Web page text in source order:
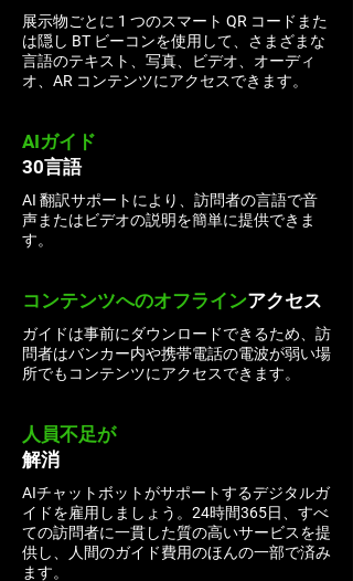
展示物ごとに 1 つのスマート QR コードまた
は隠し BT ビーコンを使用して、さまざまな
言語のテキスト、写真、ビデオ、オーディ
オ、AR コンテンツにアクセスできます。
AIガイド
30言語
AI 翻訳サポートにより、訪問者の言語で音
声またはビデオの説明を簡単に提供できま
す。
コンテンツへのオフラインアクセス
ガイドは事前にダウンロードできるため、訪
問者はバンカー内や携帯電話の電波が弱い場
所でもコンテンツにアクセスできます。
人員不足が
解消
AIチャットボットがサポートするデジタルガ
イドを雇用しましょう。24時間365日、すべ
ての訪問者に一貫した質の高いサービスを提
供し、人間のガイド費用のほんの一部で済み
ます。